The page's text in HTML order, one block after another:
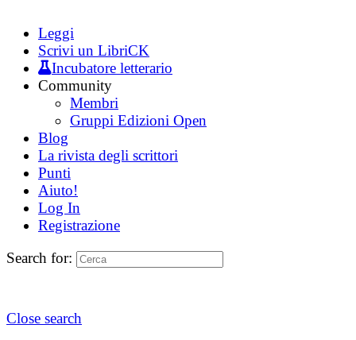
Leggi
Scrivi un LibriCK
Incubatore letterario
Community
Membri
Gruppi Edizioni Open
Blog
La rivista degli scrittori
Punti
Aiuto!
Log In
Registrazione
Search for:
Close search